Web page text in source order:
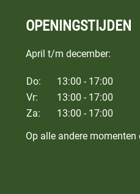
OPENINGSTIJDEN
April t/m december:
Do:
13:00 - 17:00
Vr:
13:00 - 17:00
Za:
13:00 - 17:00
Op alle andere